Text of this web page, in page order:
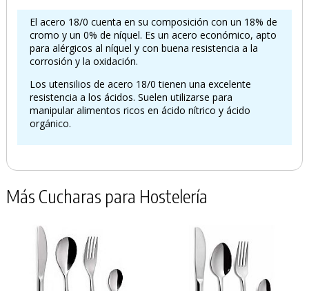
El acero 18/0 cuenta en su composición con un 18% de
cromo y un 0% de níquel. Es un acero económico, apto
para alérgicos al níquel y con buena resistencia a la
corrosión y la oxidación.
Los utensilios de acero 18/0 tienen una excelente
resistencia a los ácidos. Suelen utilizarse para
manipular alimentos ricos en ácido nítrico y ácido
orgánico.
Más Cucharas para Hostelería